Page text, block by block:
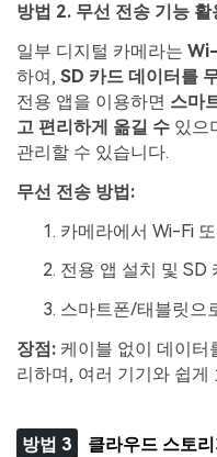
방법 2. 무선 전송 기능 활
일부 디지털 카메라는
하여, SD 카드 데이터를
전용 앱을 이용하면 스마
고 편리하게 옮길 수 있으
관리할 수 있습니다.
무선 전송 방법:
카메라에서 Wi-Fi
전용 앱 설치 및 SD
스마트폰/태블릿으
장점: 케이블 없이 데이터
리하며, 여러 기기와 쉽게
방법 3 클라우드 스토